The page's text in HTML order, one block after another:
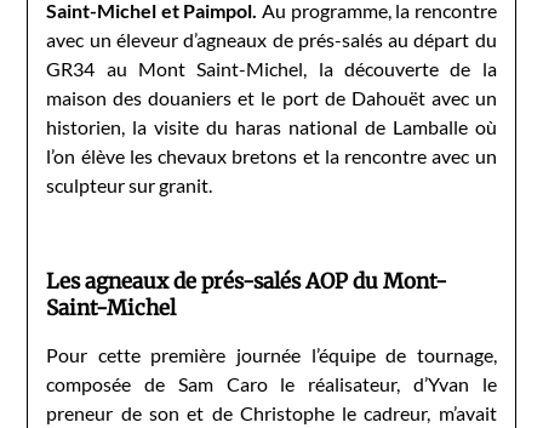
Saint-Michel et Paimpol. Au programme, la rencontre
avec un éleveur d’agneaux de prés-salés au départ du
GR34 au Mont Saint-Michel, la découverte de la
maison des douaniers et le port de Dahouët avec un
historien, la visite du haras national de Lamballe où
l’on élève les chevaux bretons et la rencontre avec un
sculpteur sur granit.
Les agneaux de prés-salés AOP du Mont-
Saint-Michel
Pour cette première journée l’équipe de tournage,
composée de Sam Caro le réalisateur, d’Yvan le
preneur de son et de Christophe le cadreur, m’avait